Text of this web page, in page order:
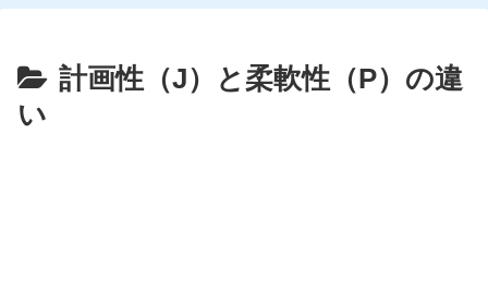
計画性（J）と柔軟性（P）の違
い